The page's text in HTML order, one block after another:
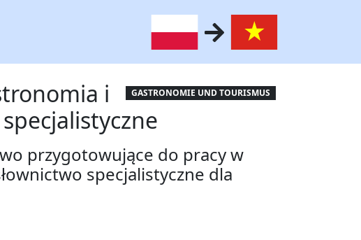
GASTRONOMIE UND TOURISMUS
i
przygotowujące do pracy w
specjalistyczne dla